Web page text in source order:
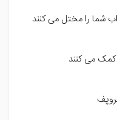
شما را مختل می کنند
کمک می کنند